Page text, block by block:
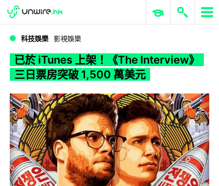
WWDC 2026 ERP 與商業 AI
科技娛樂 影視娛樂
已於 iTunes 上架！《The Interview》
三日票房突破 1,500 萬美元